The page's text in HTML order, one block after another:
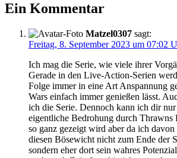
Ein Kommentar
Matzel0307 sagt:
Freitag, 8. September 2023 um 07:02
Ich mag die Serie, wie viele ihrer
Gerade in den Live-Action-Serien
Folge immer in eine Art Anspannung
Wars einfach immer genießen lässt.
ich die Serie. Dennoch kann ich dir
eigentliche Bedrohung durch Thrawns
so ganz gezeigt wird aber da ich davon
diesen Bösewicht nicht zum Ende der
sondern eher dort sein wahres